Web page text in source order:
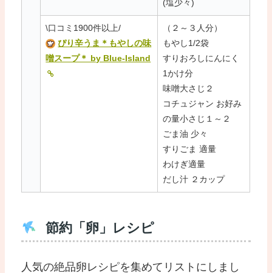
(塩少々)
\口コミ1900件以上/
ぴり辛うま＊もやしの味
噌スープ＊ by Blue-Island
（２～３人分）
もやし1/2袋
すりおろしにんにく
1かけ分
味噌大さじ２
コチュジャン お好み
の量小さじ１～２
ごま油 少々
すりごま 適量
わけぎ適量
だし汁 ２カップ
節約「卵」レシピ
人気の絶品卵レシピを集めてリストにしまし